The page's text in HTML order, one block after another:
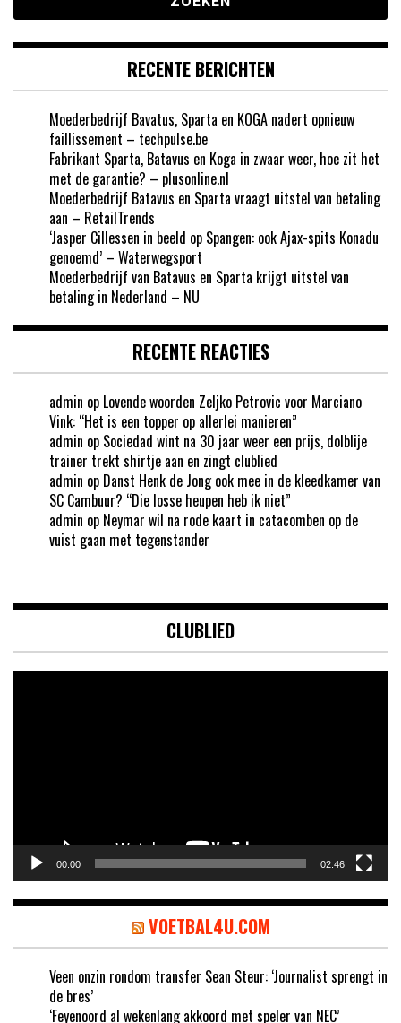
RECENTE BERICHTEN
Moederbedrijf Bavatus, Sparta en KOGA nadert opnieuw
faillissement – techpulse.be
Fabrikant Sparta, Batavus en Koga in zwaar weer, hoe zit het
met de garantie? – plusonline.nl
Moederbedrijf Batavus en Sparta vraagt uitstel van betaling
aan – RetailTrends
‘Jasper Cillessen in beeld op Spangen: ook Ajax-spits Konadu
genoemd’ – Waterwegsport
Moederbedrijf van Batavus en Sparta krijgt uitstel van
betaling in Nederland – NU
RECENTE REACTIES
admin op Lovende woorden Zeljko Petrovic voor Marciano
Vink: “Het is een topper op allerlei manieren”
admin op Sociedad wint na 30 jaar weer een prijs, dolblije
trainer trekt shirtje aan en zingt clublied
admin op Danst Henk de Jong ook mee in de kleedkamer van
SC Cambuur? “Die losse heupen heb ik niet”
admin op Neymar wil na rode kaart in catacomben op de
vuist gaan met tegenstander
CLUBLIED
00:00 02:46
VOETBAL4U.COM
Veen onzin rondom transfer Sean Steur: ‘Journalist sprengt in
de bres’
‘Feyenoord al wekenlang akkoord met speler van NEC’